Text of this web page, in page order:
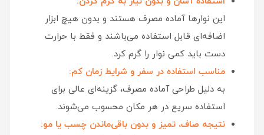
این نوارها آماده مصرف هستند و بدون هیچ ابزار
اضافه‌ای قابل استفاده می‌باشند و فقط با حرارت
دست باید کمی نوار را گرم کرد.
مناسب استفاده در سفر و شرایط زمان کم:
به دلیل طراحی آماده مصرف، گزینه‌ای عالی برای
استفاده سریع در هر مکان محسوب می‌شوند.
نتیجه صاف، تمیز و بدون باقی‌ماندن چسب یا مو: